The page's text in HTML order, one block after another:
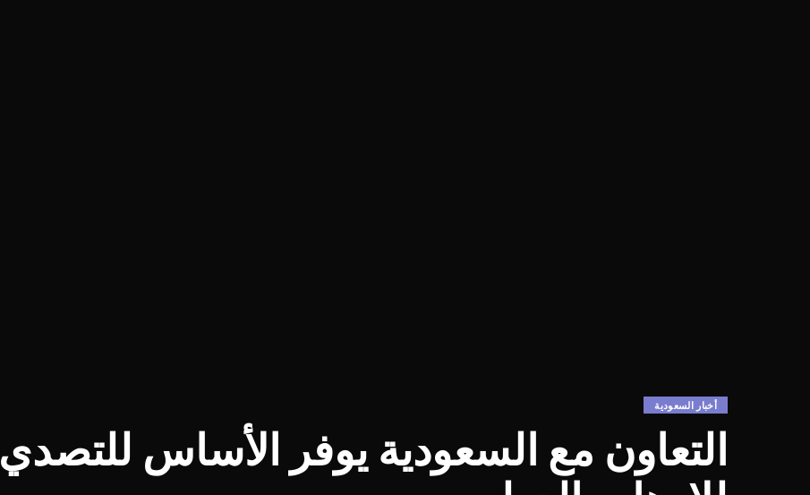
أخبار السعودية
التعاون مع السعودية يوفر الأساس للتصدي